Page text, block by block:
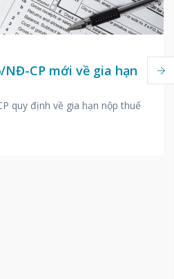
NĐ-CP mới về gia hạn
quy định về gia hạn nộp thuế